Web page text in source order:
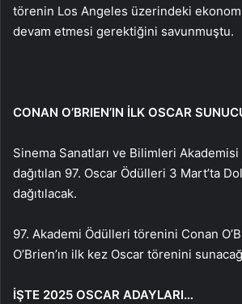
törenin Los Angeles üzerindeki
devam etmesi gerektiğini savunmuştu.
CONAN O’BRIEN’IN İLK OSCAR
Sinema Sanatları ve Bilimleri Akademisi
dağıtılan 97. Oscar Ödülleri 3 Mart’ta
dağıtılacak.
97. Akademi Ödülleri törenini Conan
O’Brien’ın ilk kez Oscar törenini
İŞTE 2025 OSCAR ADAYLARI…